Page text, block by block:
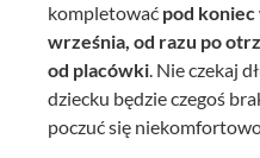
kompletować pod koniec
września, od razu po
od placówki. Nie czekaj
dziecku będzie czegoś
poczuć się